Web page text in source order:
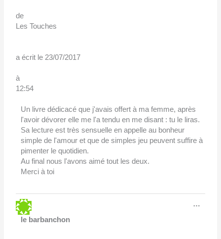
de
Les Touches
a écrit le 23/07/2017
à
12:54
Un livre dédicacé que j'avais offert à ma femme, après
l'avoir dévorer elle me l'a tendu en me disant : tu le liras.
Sa lecture est très sensuelle en appelle au bonheur
simple de l'amour et que de simples jeu peuvent suffire à
pimenter le quotidien.
Au final nous l'avons aimé tout les deux.
Merci à toi
le barbanchon
…
cette